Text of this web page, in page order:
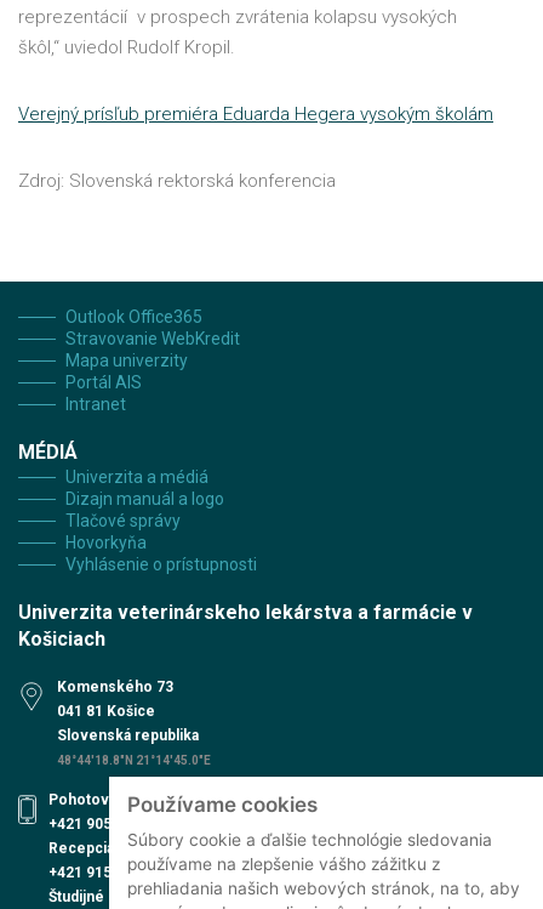
Používame cookies
Súbory cookie a ďalšie technológie sledovania
používame na zlepšenie vášho zážitku z
prehliadania našich webových stránok, na to, aby
reprezentácií v prospech zvrátenia kolapsu vysokých
škôl,“ uviedol Rudolf Kropil.
Verejný prísľub premiéra Eduarda Hegera vysokým školám
Zdroj: Slovenská rektorská konferencia
Outlook Office365
Stravovanie WebKredit
Mapa univerzity
Portál AIS
Intranet
MÉDIÁ
Univerzita a médiá
Dizajn manuál a logo
Tlačové správy
Hovorkyňa
Vyhlásenie o prístupnosti
Univerzita veterinárskeho lekárstva a farmácie v
Košiciach
Komenského 73
041 81 Košice
Slovenská republika
48°44'18.8"N 21°14'45.0"E
Pohotovosť UVN
+421 905 579 559
Recepcia UVN
+421 915 991 474
Študijné oddelenie